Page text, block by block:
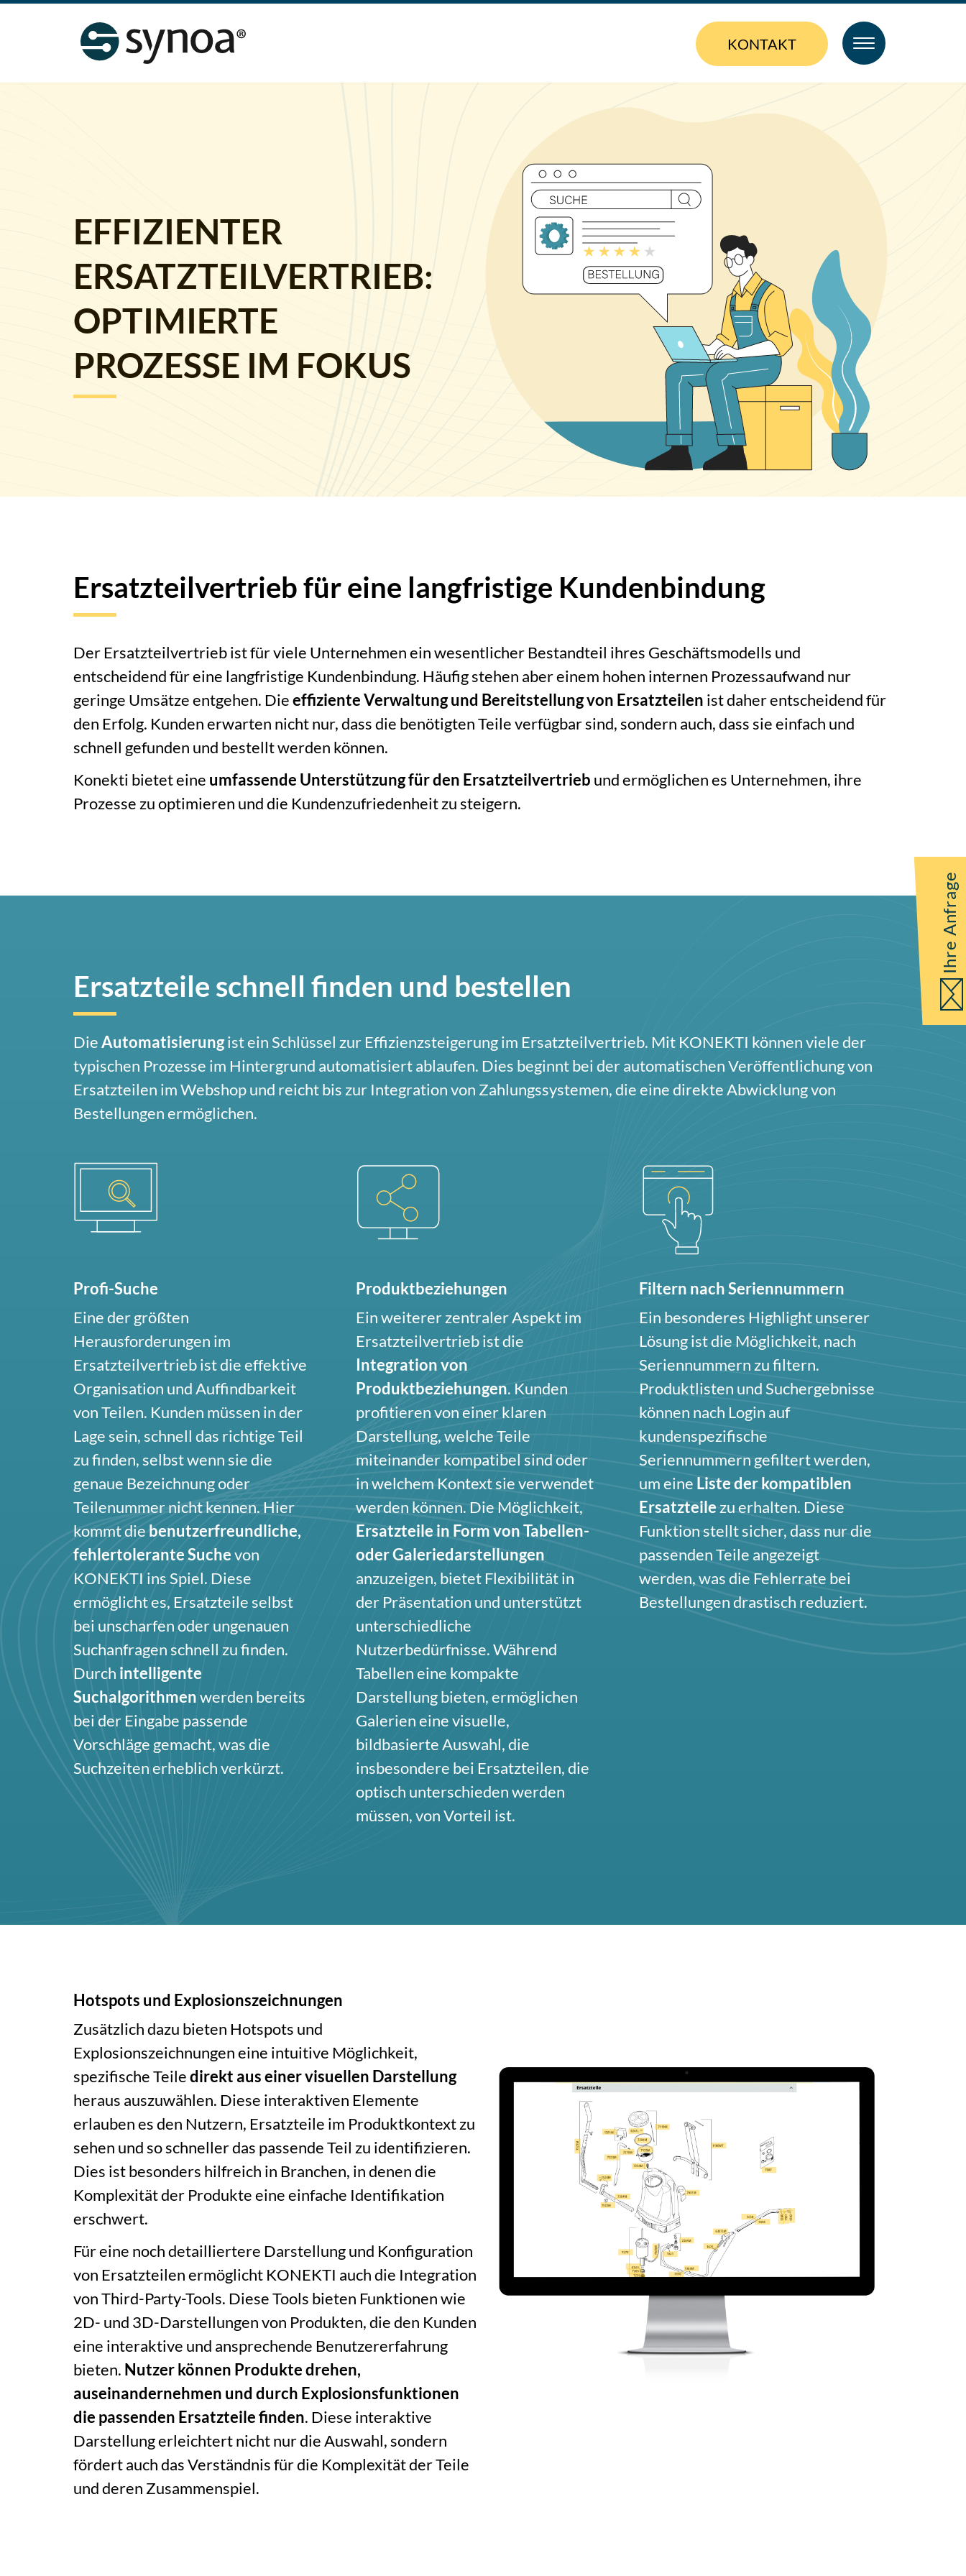
KONTAKT
EFFIZIENTER
ERSATZTEILVERTRIEB:
OPTIMIERTE
PROZESSE IM FOKUS
Ersatzteilvertrieb für eine langfristige Kundenbindung
Der Ersatzteilvertrieb ist für viele Unternehmen ein wesentlicher Bestandteil ihres Geschäftsmodells und
entscheidend für eine langfristige Kundenbindung. Häufig stehen aber einem hohen internen Prozessaufwand nur
geringe Umsätze entgehen. Dieeffiziente Verwaltung und Bereitstellung von Ersatzteilen ist daher entscheidend für
den Erfolg. Kunden erwarten nicht nur, dass die benötigten Teile verfügbar sind, sondern auch, dass sie einfach und
schnell gefunden und bestellt werden können.
Konekti bietet eine umfassende Unterstützung für den Ersatzteilvertrieb und ermöglichen es Unternehmen, ihre
Prozesse zu optimieren und die Kundenzufriedenheit zu steigern.
Ersatzteile schnell finden und bestellen
DieAutomatisierungist ein Schlüssel zur Effizienzsteigerung im Ersatzteilvertrieb. Mit KONEKTI können viele der
typischen Prozesse im Hintergrund automatisiert ablaufen. Dies beginnt bei der automatischen Veröffentlichung von
Ersatzteilen im Webshop und reicht bis zur Integration von Zahlungssystemen, die eine direkte Abwicklung von
Bestellungen ermöglichen.
Profi-Suche
Eine der größten
Herausforderungen im
Ersatzteilvertrieb ist die effektive
Organisation und Auffindbarkeit
von Teilen. Kunden müssen in der
Lage sein, schnell das richtige Teil
zu finden, selbst wenn sie die
genaue Bezeichnung oder
Teilenummer nicht kennen. Hier
kommt die benutzerfreundliche,
fehlertolerante Suchevon
KONEKTI ins Spiel. Diese
ermöglicht es, Ersatzteile selbst
bei unscharfen oder ungenauen
Suchanfragen schnell zu finden.
Durch intelligente
Suchalgorithmenwerden bereits
bei der Eingabe passende
Vorschläge gemacht, was die
Suchzeiten erheblich verkürzt.
Produktbeziehungen
Ein weiterer zentraler Aspekt im
Ersatzteilvertrieb ist die
Integration von
Produktbeziehungen. Kunden
profitieren von einer klaren
Darstellung, welche Teile
miteinander kompatibel sind oder
in welchem Kontext sie verwendet
werden können. Die Möglichkeit,
Ersatzteile in Form von Tabellen-
oder Galeriedarstellungen
anzuzeigen, bietet Flexibilität in
der Präsentation und unterstützt
unterschiedliche
Nutzerbedürfnisse. Während
Tabellen eine kompakte
Darstellung bieten, ermöglichen
Galerien eine visuelle,
bildbasierte Auswahl, die
insbesondere bei Ersatzteilen, die
optisch unterschieden werden
müssen, von Vorteil ist.
Filtern nach Seriennummern
Ein besonderes Highlight unserer
Lösung ist die Möglichkeit, nach
Seriennummern zu filtern.
Produktlisten und Suchergebnisse
können nach Login auf
kundenspezifische
Seriennummern gefiltert werden,
um eine Liste der kompatiblen
Ersatzteile zu erhalten. Diese
Funktion stellt sicher, dass nur die
passenden Teile angezeigt
werden, was die Fehlerrate bei
Bestellungen drastisch reduziert.
Hotspots und Explosionszeichnungen
Zusätzlich dazu bieten Hotspots und
Explosionszeichnungen eine intuitive Möglichkeit,
spezifische Teiledirekt aus einer visuellen Darstellung
heraus auszuwählen. Diese interaktiven Elemente
erlauben es den Nutzern, Ersatzteile im Produktkontext zu
sehen und so schneller das passende Teil zu identifizieren.
Dies ist besonders hilfreich in Branchen, in denen die
Komplexität der Produkte eine einfache Identifikation
erschwert.
Für eine noch detailliertere Darstellung und Konfiguration
von Ersatzteilen ermöglicht KONEKTI auch die Integration
von Third-Party-Tools. Diese Tools bieten Funktionen wie
2D- und 3D-Darstellungen von Produkten, die den Kunden
eine interaktive und ansprechende Benutzererfahrung
bieten. Nutzer können Produkte drehen,
auseinandernehmen und durch Explosionsfunktionen
die passenden Ersatzteile finden. Diese interaktive
Darstellung erleichtert nicht nur die Auswahl, sondern
fördert auch das Verständnis für die Komplexität der Teile
und deren Zusammenspiel.
Ihre Anfrage